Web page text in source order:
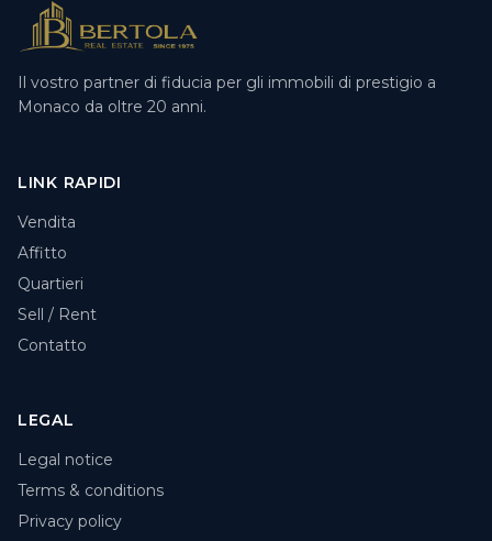
Il vostro partner di fiducia per gli immobili di prestigio a
Monaco da oltre 20 anni.
LINK RAPIDI
Vendita
Affitto
Quartieri
Sell / Rent
Contatto
LEGAL
Legal notice
Terms & conditions
Privacy policy